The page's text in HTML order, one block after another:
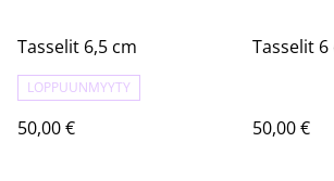
Tasselit 6,5 cm
LOPPUUNMYYTY
50,00 €
Tasselit 6
50,00 €